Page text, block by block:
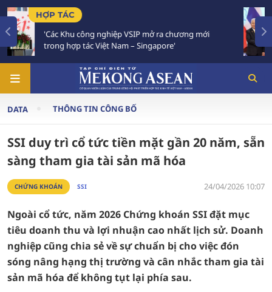
mới
Việt Nam - Thái Lan nhất trí triển khai thực
Chiến lược 'Ba kết nối'
DATA THÔNG TIN CÔNG BỐ
SSI duy trì cổ tức tiền mặt gần 20 năm, sẵn
sàng tham gia tài sản mã hóa
CHỨNG KHOÁN SSI 24/04/2026 10:07
Ngoài cổ tức, năm 2026 Chứng khoán SSI đặt mục
tiêu doanh thu và lợi nhuận cao nhất lịch sử. Doanh
nghiệp cũng chia sẻ về sự chuẩn bị cho việc đón
sóng nâng hạng thị trường và cân nhắc tham gia tài
sản mã hóa để không tụt lại phía sau.